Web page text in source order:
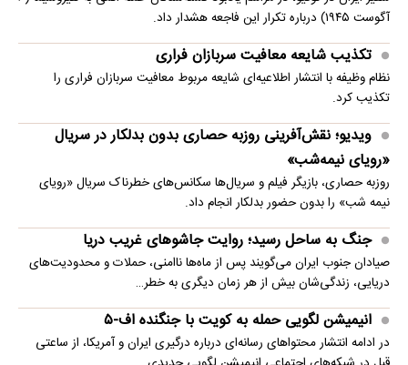
آگوست ۱۹۴۵) درباره تکرار این فاجعه هشدار داد.
تکذیب شایعه معافیت سربازان فراری
نظام وظیفه با انتشار اطلاعیه‌ای شایعه مربوط معافیت سربازان فراری را
تکذیب کرد.
ویدیو؛ نقش‌آفرینی روزبه حصاری بدون بدلکار در سریال
«رویای نیمه‌شب»
روزبه حصاری، بازیگر فیلم و سریال‌ها سکانس‌های خطرناک سریال «رویای
نیمه شب» را بدون حضور بدلکار انجام داد.
جنگ به ساحل رسید؛ روایت جاشوهای غریب دریا
صیادان جنوب ایران می‌گویند پس از ماه‌ها ناامنی، حملات و محدودیت‌های
دریایی، زندگی‌شان بیش از هر زمان دیگری به خطر…
انیمیشن لگویی حمله به کویت با جنگنده اف-۵
در ادامه انتشار محتواهای رسانه‌ای درباره درگیری ایران و آمریکا، از ساعتی